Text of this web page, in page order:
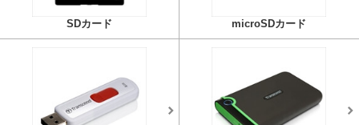
SDカード microSDカード